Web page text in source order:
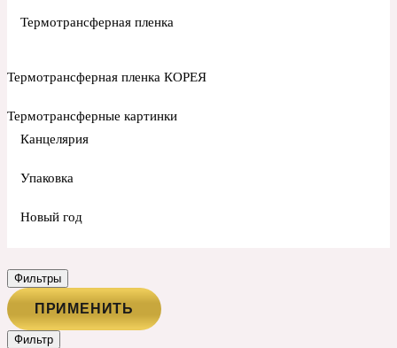
Термотрансферная пленка
Термотрансферная пленка КОРЕЯ
Термотрансферные картинки
Канцелярия
Упаковка
Новый год
Фильтры
ПРИМЕНИТЬ
Фильтр